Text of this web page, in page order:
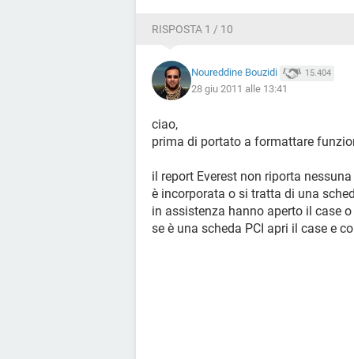
Nome scheda madre QDI Advance 9
Memoria di sistema 192 MB
Tipo BIOS Award Modular (07/27/00)
Porta di comunicazione Porta di
Porta di comunicazione Porta
Adattatore video NVIDIA RIVA
MB)
Acceleratore 3D nVIDIA RIVA TNT2
Schermo Daewoo 719B [17" CRT]
RISPOSTA 1 / 10
Noureddine Bouzidi 15.404
28 giu 2011 alle 13:41
ciao,
prima di portato a formattare
il report Everest non riporta
è incorporata o si tratta di una
in assistenza hanno aperto il case
se è una scheda PCI apri il case e